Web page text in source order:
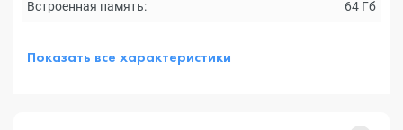
Встроенная память: 64 Гб
Показать все характеристики